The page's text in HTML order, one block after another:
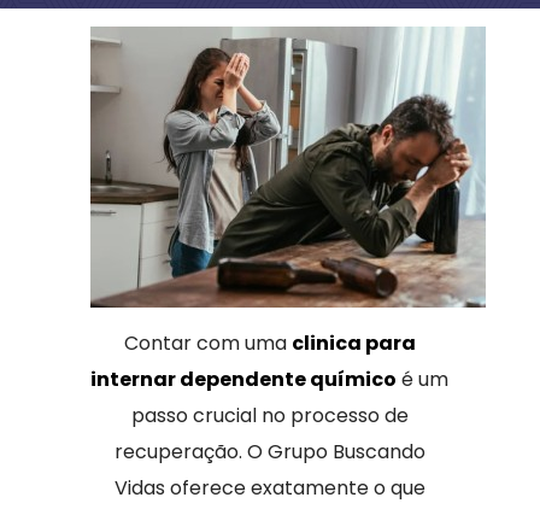
Contar com uma clinica para
internar dependente químico é um
passo crucial no processo de
recuperação. O Grupo Buscando
Vidas oferece exatamente o que